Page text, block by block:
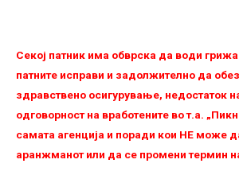
Секој патник има обврска да води
патните исправи и задолжително да
здравствено осигурување, недостаток
одговорност на вработените во т.а.
самата агенција и поради кои НЕ можe
аранжманот или да се промени термин